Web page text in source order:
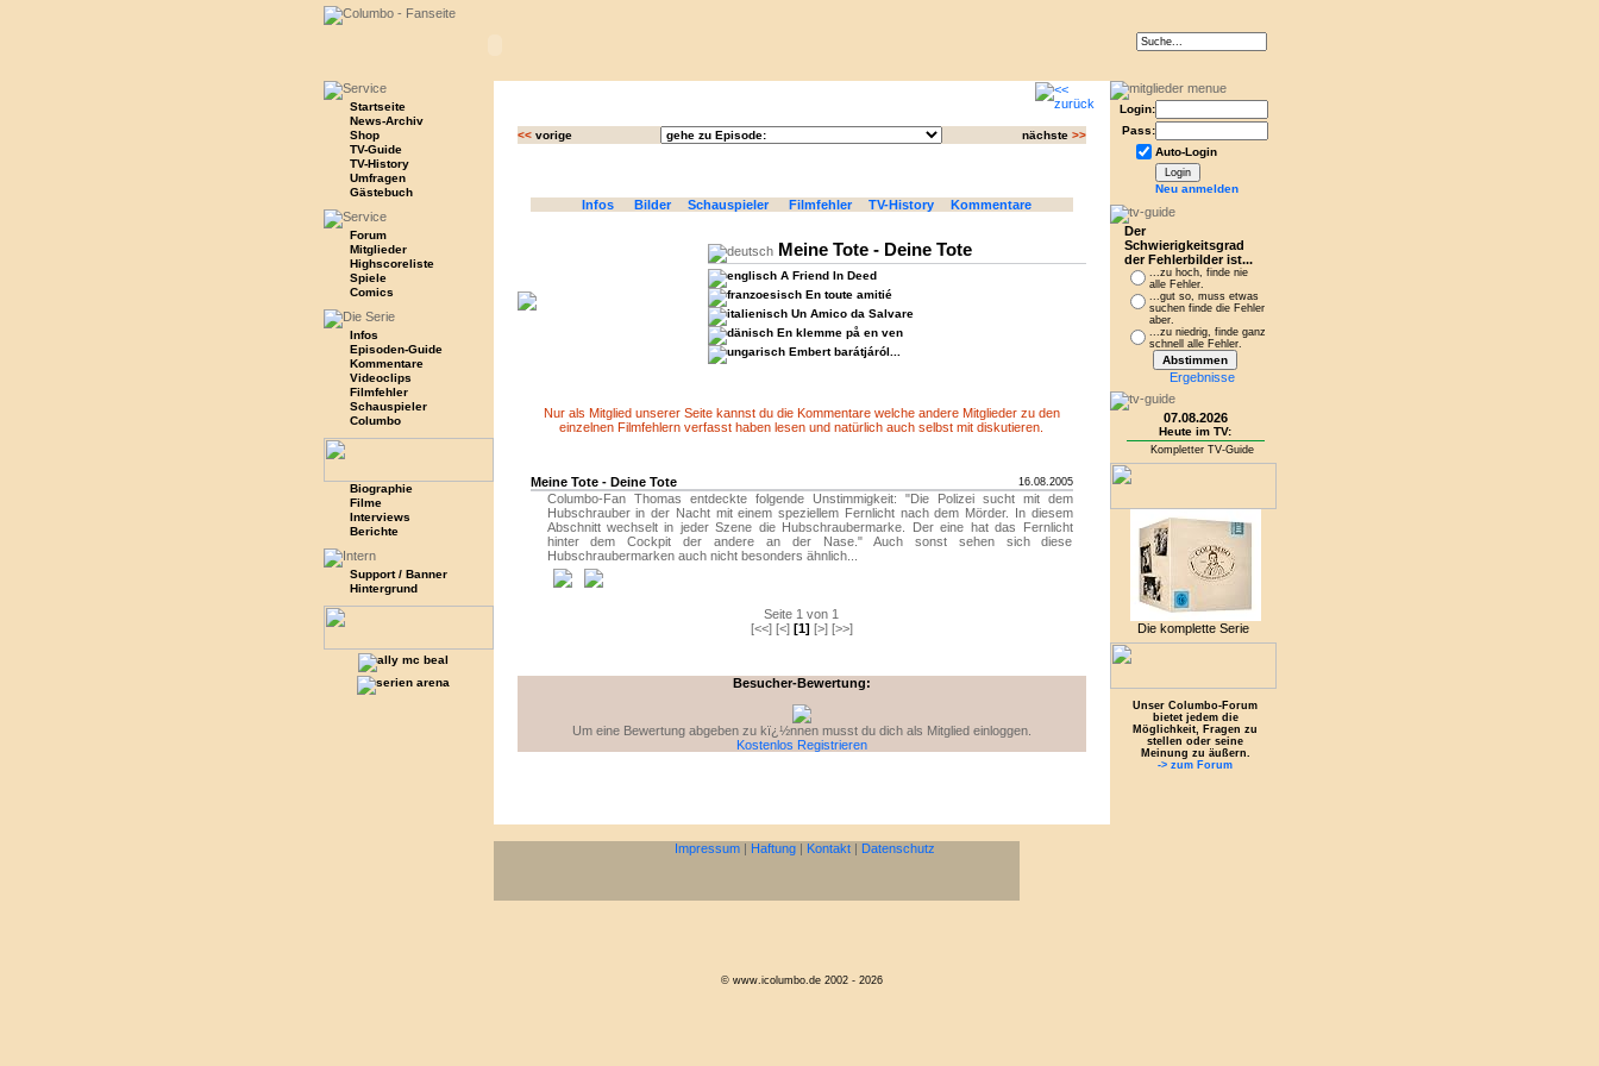
Startseite
News-Archiv
Shop
TV-Guide
TV-History
Umfragen
Gästebuch
Forum
Mitglieder
Highscoreliste
Spiele
Comics
Infos
Episoden-Guide
Kommentare
Videoclips
Filmfehler
Schauspieler
Columbo
Biographie
Filme
Interviews
Berichte
Support / Banner
Hintergrund
Login:
Pass:
Auto-Login
Neu anmelden
Der
Schwierigkeitsgrad
der Fehlerbilder ist...
...zu hoch, finde nie
alle Fehler.
...gut so, muss etwas
suchen finde die Fehler
aber.
...zu niedrig, finde ganz
schnell alle Fehler.
Ergebnisse
07.08.2026
Heute im TV:
Kompletter TV-Guide
Die komplette Serie
Unser Columbo-Forum
bietet jedem die
Möglichkeit, Fragen zu
stellen oder seine
Meinung zu äußern.
-> zum Forum
<<vorige nächste >>
Infos Bilder Schauspieler Filmfehler TV-History Kommentare
Meine Tote - Deine Tote
A Friend In Deed
En toute amitié
Un Amico da Salvare
En klemme på en ven
Embert barátjáról...
Nur als Mitglied unserer Seite kannst du die Kommentare welche andere Mitglieder zu den
einzelnen Filmfehlern verfasst haben lesen und natürlich auch selbst mit diskutieren.
Meine Tote - Deine Tote 16.08.2005
Columbo-Fan Thomas entdeckte folgende Unstimmigkeit: "Die Polizei sucht mit dem
Hubschrauber in der Nacht mit einem speziellem Fernlicht nach dem Mörder. In diesem
Abschnitt wechselt in jeder Szene die Hubschraubermarke. Der eine hat das Fernlicht
hinter dem Cockpit der andere an der Nase." Auch sonst sehen sich diese
Hubschraubermarken auch nicht besonders ähnlich...
Seite 1 von 1
[<<] [<] [1] [>] [>>]
Besucher-Bewertung:
Um eine Bewertung abgeben zu kï¿½nnen musst du dich als Mitglied einloggen.
Kostenlos Registrieren
Impressum | Haftung | Kontakt | Datenschutz
© www.icolumbo.de 2002 - 2026